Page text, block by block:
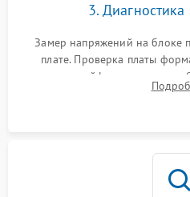
3.
Замер напряжений на блоке
плате. Проверка платы
плоских шлейфов сканера и
оптопар (датчиков